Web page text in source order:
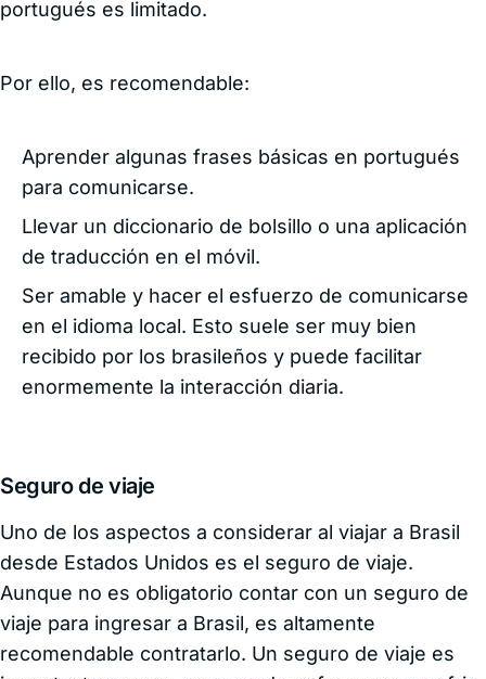
portugués es limitado.
Por ello, es recomendable:
Aprender algunas frases básicas en portugués
para comunicarse.
Llevar un diccionario de bolsillo o una aplicación
de traducción en el móvil.
Ser amable y hacer el esfuerzo de comunicarse
en el idioma local. Esto suele ser muy bien
recibido por los brasileños y puede facilitar
enormemente la interacción diaria.
Seguro de viaje
Uno de los aspectos a considerar al viajar a Brasil
desde Estados Unidos es el seguro de viaje.
Aunque no es obligatorio contar con un seguro de
viaje para ingresar a Brasil, es altamente
recomendable contratarlo. Un seguro de viaje es